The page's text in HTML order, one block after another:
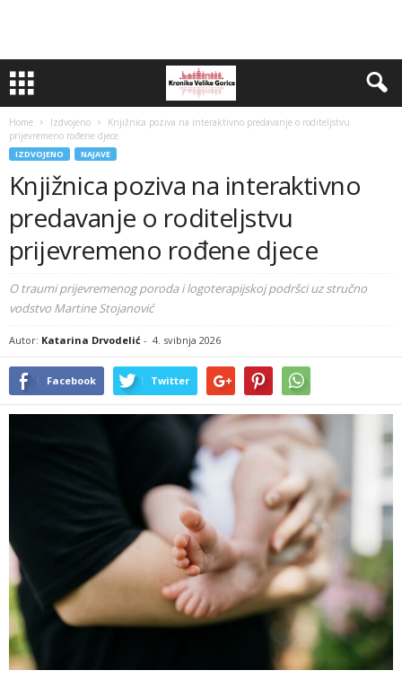
Home Izdvojeno
Knjižnica poziva na interaktivno predavanje o roditeljstvu
prijevremeno rođene djece
IZDVOJENO NAJAVE
Knjižnica poziva na interaktivno
predavanje o roditeljstvu
prijevremeno rođene djece
O traumi prijevremenog poroda i logoterapijskoj podršci uz stručno
vodstvo Martine Stojanović
Autor: Katarina Drvodelić - 4. svibnja 2026
Facebook Twitter